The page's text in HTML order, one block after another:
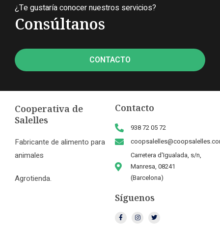
¿Te gustaría conocer nuestros servicios?
Consúltanos
CONTACTO
Cooperativa de
Salelles
Fabricante de alimento para
animales
Agrotienda.
Contacto
938 72 05 72
Carretera d'Igualada, s/n,
Manresa, 08241
(Barcelona)
Síguenos